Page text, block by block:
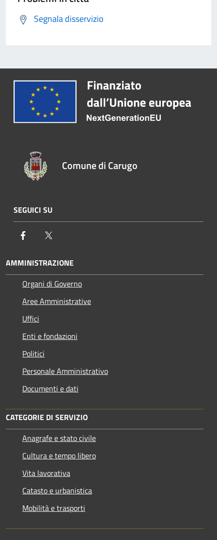
Segnala disservizio
Comune di Carugo
SEGUICI SU
Facebook
AMMINISTRAZIONE
Organi di Governo
Aree Amministrative
Uffici
Enti e fondazioni
Politici
Personale Amministrativo
Documenti e dati
CATEGORIE DI SERVIZIO
Anagrafe e stato civile
Cultura e tempo libero
Vita lavorativa
Catasto e urbanistica
Mobilità e trasporti